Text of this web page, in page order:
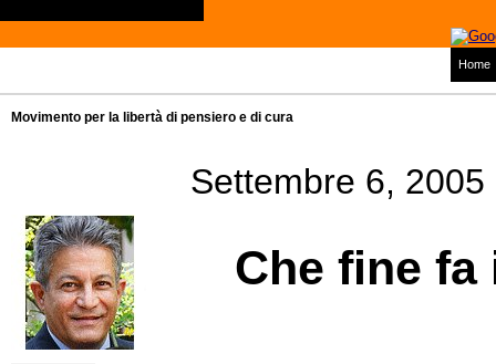
Home
Movimento per la libertà di pensiero e di cura
Settembre 6, 2005
Che fine